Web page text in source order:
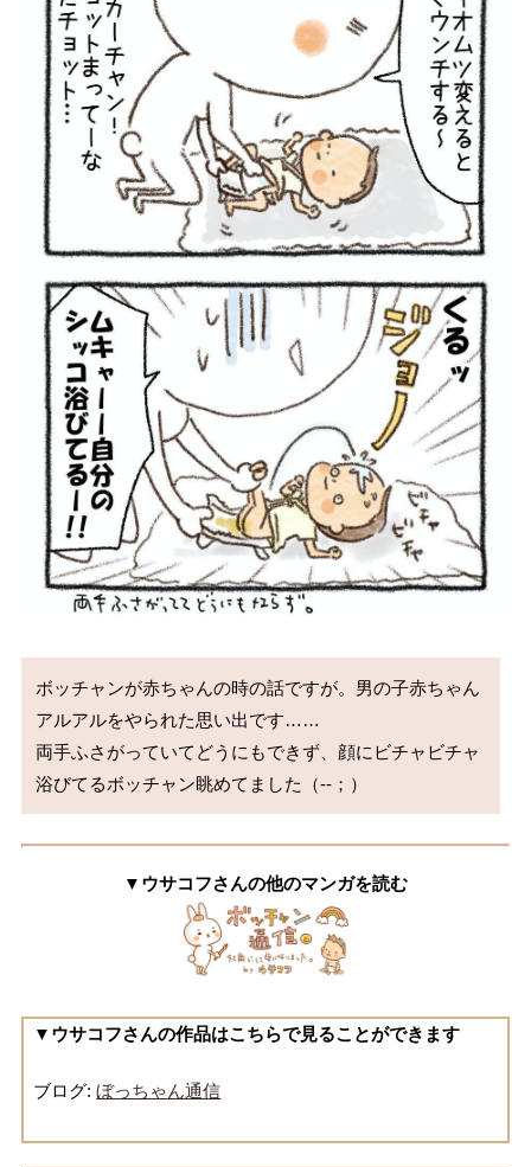
ボッチャンが赤ちゃんの時の話ですが。男の子赤ちゃん
アルアルをやられた思い出です……
両手ふさがっていてどうにもできず、顔にビチャビチャ
浴びてるボッチャン眺めてました（‐‐；）
▼ウサコフさんの他のマンガを読む
▼ウサコフさんの作品はこちらで見ることができます
ブログ:ぼっちゃん通信